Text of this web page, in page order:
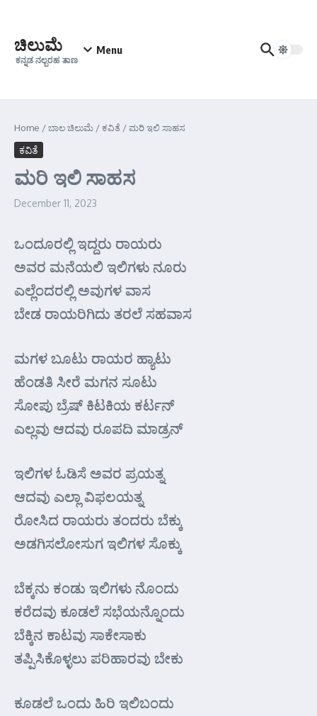
ಚಿಲುಮೆ
ಕನ್ನಡ ನಲ್ಬರಹ ತಾಣ
Menu
Home /ಬಾಲ ಚಿಲುಮೆ /ಕವಿತೆ /ಮರಿ ಇಲಿ ಸಾಹಸ
ಕವಿತೆ
ಮರಿ ಇಲಿ ಸಾಹಸ
December 11, 2023
ಒಂದೂರಲ್ಲಿ ಇದ್ದರು ರಾಯರು
ಅವರ ಮನೆಯಲಿ ಇಲಿಗಳು ನೂರು
ಎಲ್ಲೆಂದರಲ್ಲಿ ಅವುಗಳ ವಾಸ
ಬೇಡ ರಾಯರಿಗಿದು ತರಲೆ ಸಹವಾಸ
ಮಗಳ ಬೂಟು ರಾಯರ ಹ್ಯಾಟು
ಹೆಂಡತಿ ಸೀರೆ ಮಗನ ಸೂಟು
ಸೋಪು ಬ್ರೆಷ್ ಕಿಟಕಿಯ ಕರ್ಟನ್
ಎಲ್ಲವು ಆದವು ರೂಪದಿ ಮಾಡ್ರನ್
ಇಲಿಗಳ ಓಡಿಸೆ ಅವರ ಪ್ರಯತ್ನ
ಆದವು ಎಲ್ಲಾ ವಿಫಲಯತ್ನ
ರೋಸಿದ ರಾಯರು ತಂದರು ಬೆಕ್ಕು
ಅಡಗಿಸಲೋಸುಗ ಇಲಿಗಳ ಸೊಕ್ಕು
ಬೆಕ್ಕನು ಕಂಡು ಇಲಿಗಳು ನೊಂದು
ಕರೆದವು ಕೂಡಲೆ ಸಭೆಯನ್ನೊಂದು
ಬೆಕ್ಕಿನ ಕಾಟವು ಸಾಕೇಸಾಕು
ತಪ್ಪಿಸಿಕೊಳ್ಳಲು ಪರಿಹಾರವು ಬೇಕು
ಕೂಡಲೆ ಒಂದು ಹಿರಿ ಇಲಿಬಂದು